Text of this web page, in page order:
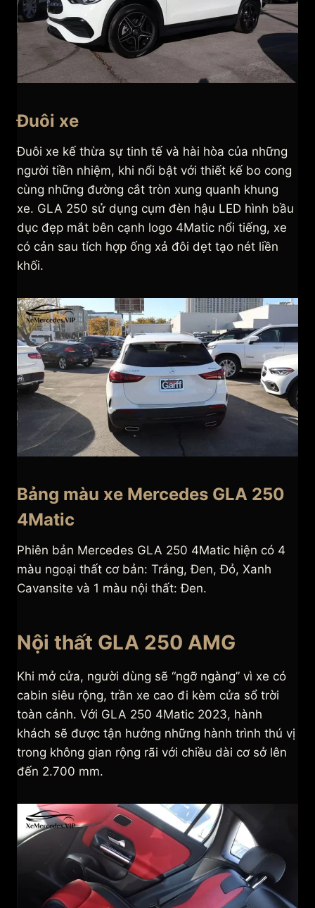
Đuôi xe
Đuôi xe kế thừa sự tinh tế và hài hòa của những
người tiền nhiệm, khi nổi bật với thiết kế bo cong
cùng những đường cắt tròn xung quanh khung
xe. GLA 250 sử dụng cụm đèn hậu LED hình bầu
dục đẹp mắt bên cạnh logo 4Matic nổi tiếng, xe
có cản sau tích hợp ống xả đôi dẹt tạo nét liền
khối.
Bảng màu xe Mercedes GLA 250
4Matic
Phiên bản Mercedes GLA 250 4Matic hiện có 4
màu ngoại thất cơ bản: Trắng, Đen, Đỏ, Xanh
Cavansite và 1 màu nội thất: Đen.
Nội thất GLA 250 AMG
Khi mở cửa, người dùng sẽ “ngỡ ngàng” vì xe có
cabin siêu rộng, trần xe cao đi kèm cửa sổ trời
toàn cảnh. Với GLA 250 4Matic 2023, hành
khách sẽ được tận hưởng những hành trình thú vị
trong không gian rộng rãi với chiều dài cơ sở lên
đến 2.700 mm.